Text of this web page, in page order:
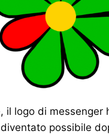
il logo di messenger
possibile